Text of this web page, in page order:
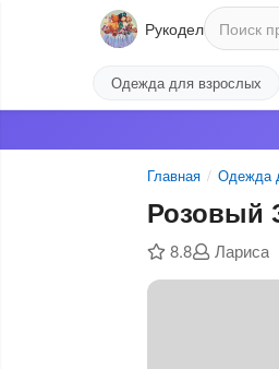
Рукодел
Одежда для взрослых
Главная / Одежда
Розовый
8.8 Лариса